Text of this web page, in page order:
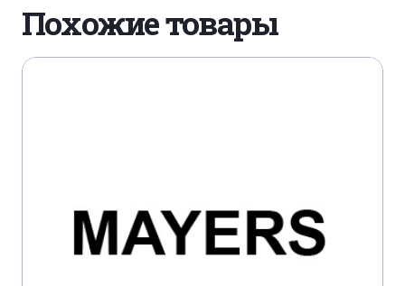
Похожие товары